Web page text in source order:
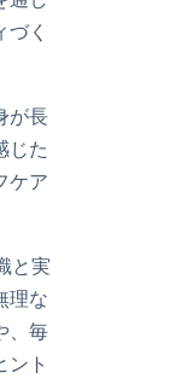
く
が長
じた
ケア
と実
理な
、毎
ント